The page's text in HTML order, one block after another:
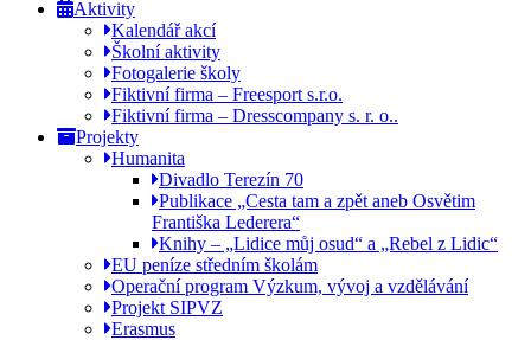
Aktivity
Kalendář akcí
Školní aktivity
Fotogalerie školy
Fiktivní firma – Freesport s.r.o.
Fiktivní firma – Dresscompany s. r. o..
Projekty
Humanita
Divadlo Terezín 70
Publikace „Cesta tam a zpět aneb Osvětim
Františka Lederera“
Knihy – „Lidice můj osud“ a „Rebel z Lidic“
EU peníze středním školám
Operační program Výzkum, vývoj a vzdělávání
Projekt SIPVZ
Erasmus